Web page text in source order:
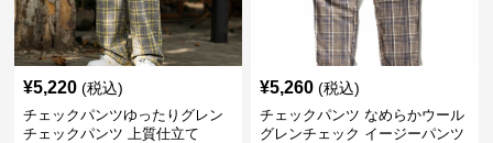
¥5,220 (税込)
チェックパンツゆったりグレン
チェックパンツ 上質仕立て
¥5,260 (税込)
チェックパンツ なめらかウール
グレンチェック イージーパンツ